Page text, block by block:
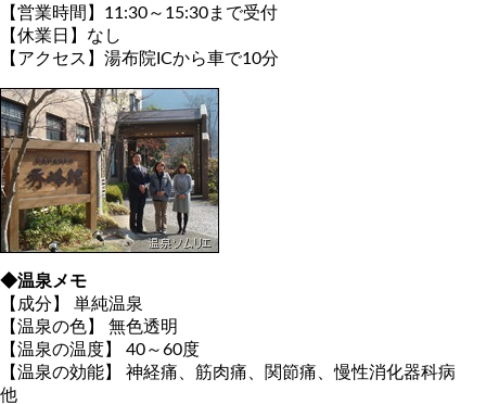
【営業時間】11:30～15:30まで受付
【休業日】なし
【アクセス】湯布院ICから車で10分
◆温泉メモ
【成分】 単純温泉
【温泉の色】 無色透明
【温泉の温度】 40～60度
【温泉の効能】 神経痛、筋肉痛、関節痛、慢性消化器科病
他